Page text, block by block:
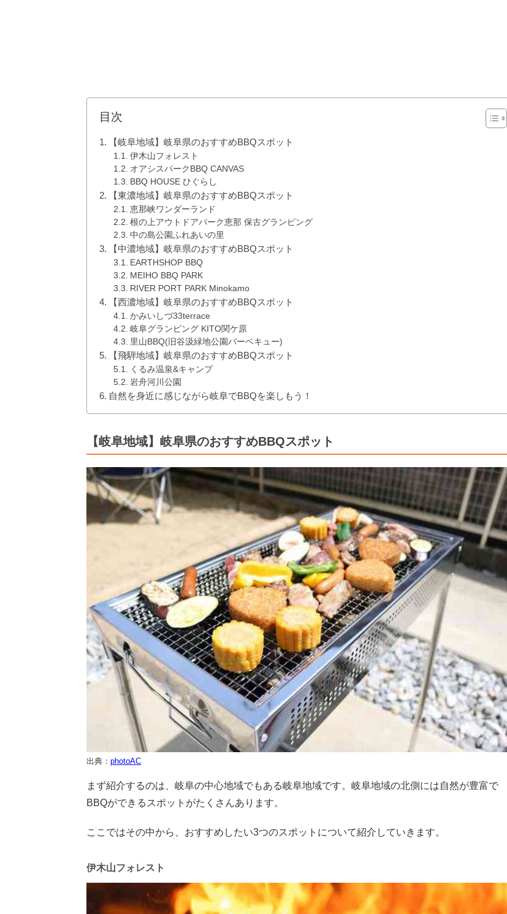
目次
【岐阜地域】岐阜県のおすすめBBQスポット
伊木山フォレスト
オアシスパークBBQ CANVAS
BBQ HOUSE ひぐらし
【東濃地域】岐阜県のおすすめBBQスポット
恵那峡ワンダーランド
根の上アウトドアパーク恵那 保古グランピング
中の島公園ふれあいの里
【中濃地域】岐阜県のおすすめBBQスポット
EARTHSHOP BBQ
MEIHO BBQ PARK
RIVER PORT PARK Minokamo
【西濃地域】岐阜県のおすすめBBQスポット
かみいしづ33terrace
岐阜グランピング KITO関ケ原
里山BBQ(旧谷汲緑地公園バーベキュー)
【飛騨地域】岐阜県のおすすめBBQスポット
くるみ温泉&キャンプ
岩舟河川公園
自然を身近に感じながら岐阜でBBQを楽しもう！
【岐阜地域】岐阜県のおすすめBBQスポット
出典： photoAC
まず紹介するのは、岐阜の中心地域でもある岐阜地域です。岐阜地域の北側には自然が豊富で
BBQができるスポットがたくさんあります。
ここではその中から、おすすめしたい3つのスポットについて紹介していきます。
伊木山フォレスト